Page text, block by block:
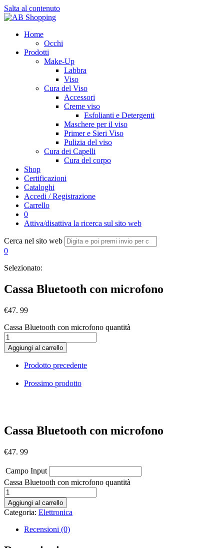
Salta al contenuto
Home
Occhi
Prodotti
Make-Up
Labbra
Viso
Cura del Viso
Accessori
Creme viso
Esfolianti e Detergenti
Maschere per il viso
Primer e Sieri Viso
Pulizia del viso
Cura dei Capelli
Cura del corpo
Shop
Certificazioni
Cataloghi
Accedi / Registrazione
Carrello
0
Attiva/disattiva la ricerca sul sito web
Cerca nel sito web
0
Selezionato:
Cassa Bluetooth con microfono
€47. 99
Cassa Bluetooth con microfono quantità
Aggiungi al carrello
Prodotto precedente
Prossimo prodotto
Cassa Bluetooth con microfono
€47. 99
Campo Input
Cassa Bluetooth con microfono quantità
Aggiungi al carrello
Categoria: Elettronica
Recensioni (0)